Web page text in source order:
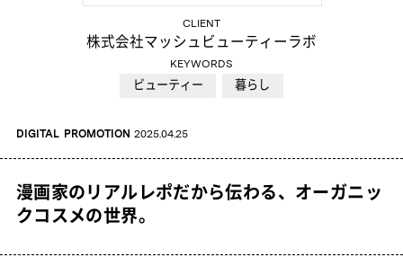
CLIENT
株式会社マッシュビューティーラボ
KEYWORDS
ビューティー 暮らし
DIGITAL PROMOTION 2025.04.25
漫画家のリアルレポだから伝わる、オーガニッ
クコスメの世界。